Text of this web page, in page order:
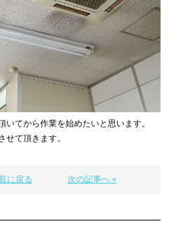
てから作業を始めたいと思います。
せて頂きます。
に戻る 次の記事へ »